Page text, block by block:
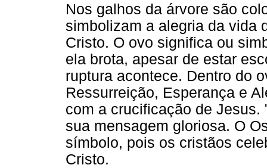
Nos galhos da árvore são
simbolizam a alegria da vida
Cristo. O ovo significa ou
ela brota, apesar de estar
ruptura acontece. Dentro do
Ressurreição, Esperança e
com a crucificação de
sua mensagem gloriosa. O
símbolo, pois os cristãos
Cristo.